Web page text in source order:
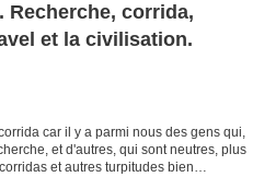
Recherche, corrida,
et la civilisation.
car il y a parmi nous des gens qui,
et d'autres, qui sont neutres, plus
et autres turpitudes bien